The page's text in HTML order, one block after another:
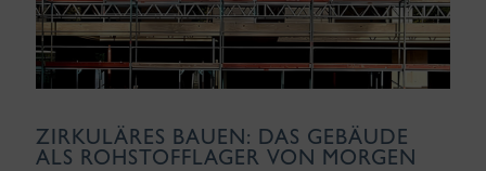
ZIRKULÄRES BAUEN: DAS GEBÄUDE
ALS ROHSTOFFLAGER VON MORGEN